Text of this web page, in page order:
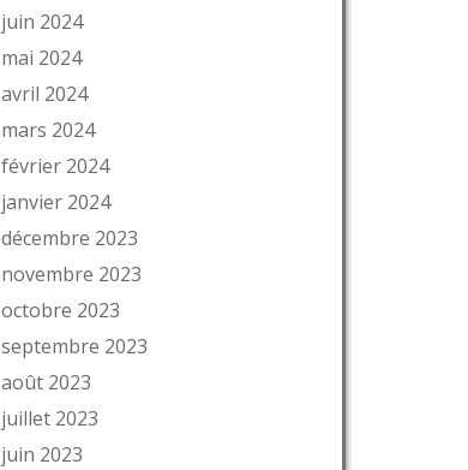
juin 2024
mai 2024
avril 2024
mars 2024
février 2024
janvier 2024
décembre 2023
novembre 2023
octobre 2023
septembre 2023
août 2023
juillet 2023
juin 2023